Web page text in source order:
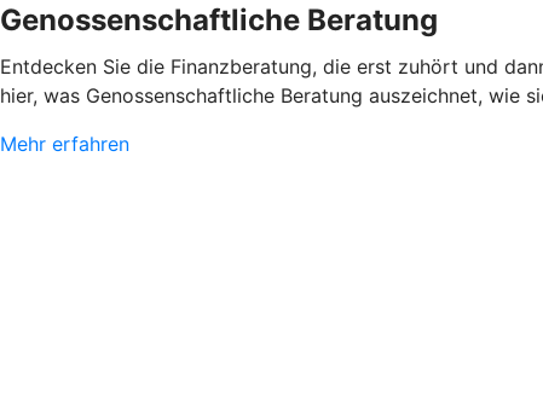
Genossenschaftliche Beratung
Entdecken Sie die Finanzberatung, die erst zuhört und
hier, was Genossenschaftliche Beratung auszeichnet, wie
Mehr erfahren